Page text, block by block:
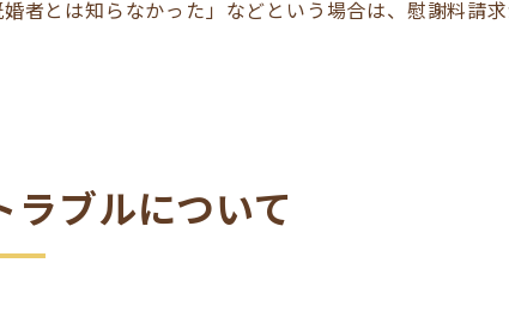
者とは知らなかった」などという場合は、慰謝料請求
ラブルについて